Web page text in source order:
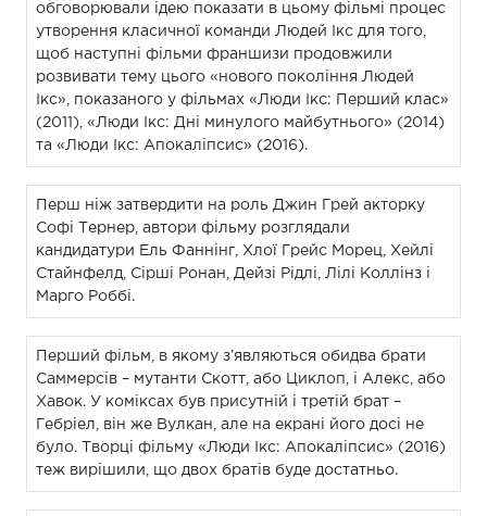
обговорювали ідею показати в цьому фільмі процес
утворення класичної команди Людей Ікс для того,
щоб наступні фільми франшизи продовжили
розвивати тему цього «нового покоління Людей
Ікс», показаного у фільмах «Люди Ікс: Перший клас»
(2011), «Люди Ікс: Дні минулого майбутнього» (2014)
та «Люди Ікс: Апокаліпсис» (2016).
Перш ніж затвердити на роль Джин Грей акторку
Софі Тернер, автори фільму розглядали
кандидатури Ель Фаннінг, Хлої Грейс Морец, Хейлі
Стайнфелд, Сірші Ронан, Дейзі Рідлі, Лілі Коллінз і
Марго Роббі.
Перший фільм, в якому з’являються обидва брати
Саммерсів – мутанти Скотт, або Циклоп, і Алекс, або
Хавок. У коміксах був присутній і третій брат –
Гебріел, він же Вулкан, але на екрані його досі не
було. Творці фільму «Люди Ікс: Апокаліпсис» (2016)
теж вирішили, що двох братів буде достатньо.